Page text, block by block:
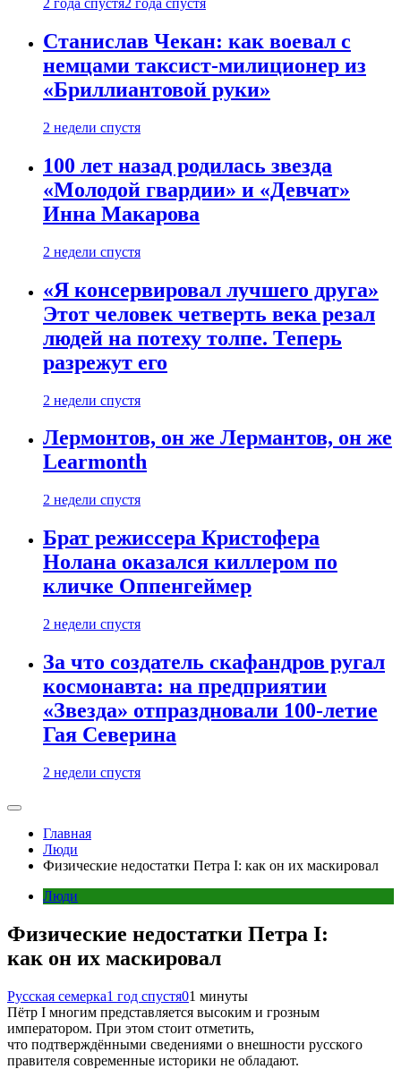
2 года спустя2 года спустя
Станислав Чекан: как воевал с
немцами таксист-милиционер из
«Бриллиантовой руки»
2 недели спустя
100 лет назад родилась звезда
«Молодой гвардии» и «Девчат»
Инна Макарова
2 недели спустя
«Я консервировал лучшего друга»
Этот человек четверть века резал
людей на потеху толпе. Теперь
разрежут его
2 недели спустя
Лермонтов, он же Лермантов, он же
Learmonth
2 недели спустя
Брат режиссера Кристофера
Нолана оказался киллером по
кличке Оппенгеймер
2 недели спустя
За что создатель скафандров ругал
космонавта: на предприятии
«Звезда» отпраздновали 100-летие
Гая Северина
2 недели спустя
Главная
Люди
Физические недостатки Петра I: как он их маскировал
Люди
Физические недостатки Петра I:
как он их маскировал
Русская семерка1 год спустя01 минуты
Пётр I многим представляется высоким и грозным
императором. При этом стоит отметить,
что подтверждёнными сведениями о внешности русского
правителя современные историки не обладают.